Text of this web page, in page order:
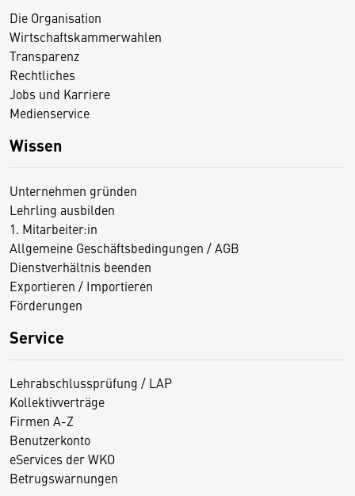
Die Organisation
Wirtschaftskammerwahlen
Transparenz
Rechtliches
Jobs und Karriere
Medienservice
Wissen
Unternehmen gründen
Lehrling ausbilden
1. Mitarbeiter:in
Allgemeine Geschäftsbedingungen / AGB
Dienstverhältnis beenden
Exportieren / Importieren
Förderungen
Service
Lehrabschlussprüfung / LAP
Kollektivverträge
Firmen A-Z
Benutzerkonto
eServices der WKO
Betrugswarnungen